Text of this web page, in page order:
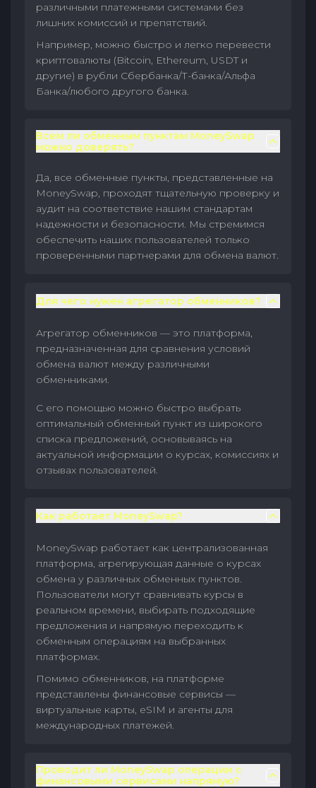
различными платежными системами без
лишних комиссий и препятствий.
Например, можно быстро и легко перевести
криптовалюты (Bitcoin, Ethereum, USDT и
другие) в рубли Сбербанка/Т-банка/Альфа
Банка/любого другого банка.
Всем ли обменным пунктам MoneySwap
можно доверять?
Да, все обменные пункты, представленные на
MoneySwap, проходят тщательную проверку и
аудит на соответствие нашим стандартам
надежности и безопасности. Мы стремимся
обеспечить наших пользователей только
проверенными партнерами для обмена валют.
Для чего нужен агрегатор обменников?
Агрегатор обменников — это платформа,
предназначенная для сравнения условий
обмена валют между различными
обменниками.
С его помощью можно быстро выбрать
оптимальный обменный пункт из широкого
списка предложений, основываясь на
актуальной информации о курсах, комиссиях и
отзывах пользователей.
Как работает MoneySwap?
MoneySwap работает как централизованная
платформа, агрегирующая данные о курсах
обмена у различных обменных пунктов.
Пользователи могут сравнивать курсы в
реальном времени, выбирать подходящие
предложения и напрямую переходить к
обменным операциям на выбранных
платформах.
Помимо обменников, на платформе
представлены финансовые сервисы —
виртуальные карты, eSIM и агенты для
международных платежей.
Проводит ли MoneySwap операции с
финансовыми сервисами напрямую?